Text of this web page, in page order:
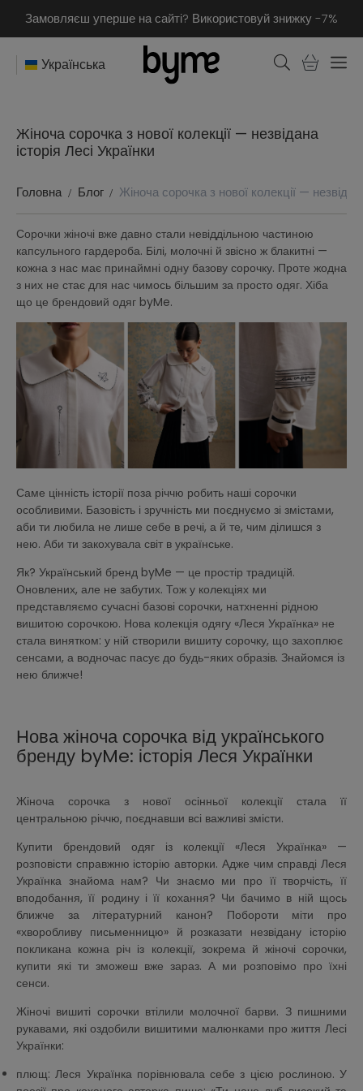
Замовляєш уперше на сайті? Використовуй знижку -7%
Українська
Жіноча сорочка з нової колекції — незвідана
історія Лесі Українки
Головна Блог Жіноча сорочка з нової колекції —
Сорочки жіночі вже давно стали невіддільною частиною
капсульного гардероба. Білі, молочні й звісно ж блакитні —
кожна з нас має принаймні одну базову сорочку. Проте жодна
з них не стає для нас чимось більшим за просто одяг. Хіба
що це брендовий одяг byMe.
Саме цінність історії поза річчю робить наші сорочки
особливими. Базовість і зручність ми поєднуємо зі змістами,
аби ти любила не лише себе в речі, а й те, чим ділишся з
нею. Аби ти закохувала світ в українське.
Як? Український бренд byMe — це простір традицій.
Оновлених, але не забутих. Тож у колекціях ми
представляємо сучасні базові сорочки, натхненні рідною
вишитою сорочкою. Нова колекція одягу «Леся Українка» не
стала винятком: у ній створили вишиту сорочку, що захоплює
сенсами, а водночас пасує до будь-яких образів. Знайомся із
нею ближче!
Нова жіноча сорочка від українського
бренду byMe: історія Леся Українки
Жіноча сорочка з нової осінньої колекції стала її
центральною річчю, поєднавши всі важливі змісти.
Купити брендовий одяг із колекції «Леся Українка» —
розповісти справжню історію авторки. Адже чим справді Леся
Українка знайома нам? Чи знаємо ми про її творчість, її
вподобання, її родину і її кохання? Чи бачимо в ній щось
ближче за літературний канон? Побороти міти про
«хворобливу письменницю» й розказати незвідану історію
покликана кожна річ із колекції, зокрема й жіночі сорочки,
купити які ти зможеш вже зараз. А ми розповімо про їхні
сенси.
Жіночі вишиті сорочки втілили молочної барви. З пишними
рукавами, які оздобили вишитими малюнками про життя Лесі
Українки:
плющ: Леся Українка порівнювала себе з цією рослиною. У